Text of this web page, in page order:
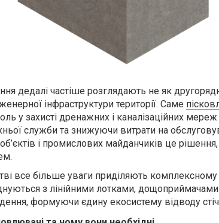
дедалі частіше розглядають не як
інфраструктури території. Саме
у захисті дренажних і каналізаційних мереж
служби та знижуючи витрати на
і промислових майданчиків це
все більше уваги приділяють комплексному
з лінійними лотками,
формуючи єдину екосистему відводу